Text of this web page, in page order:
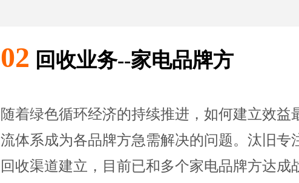
02 回收业务--家电品牌方
随着绿色循环经济的持续推进，如何建立效益
流体系成为各品牌方急需解决的问题。汰旧专
回收渠道建立，目前已和多个家电品牌方达成